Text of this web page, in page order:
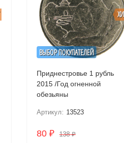
ВЫБОР ПОКУПАТЕЛЕЙ
Приднестровье 1 рубль
2015 /Год огненной
обезьяны
Артикул: 13523
80₽ 138₽